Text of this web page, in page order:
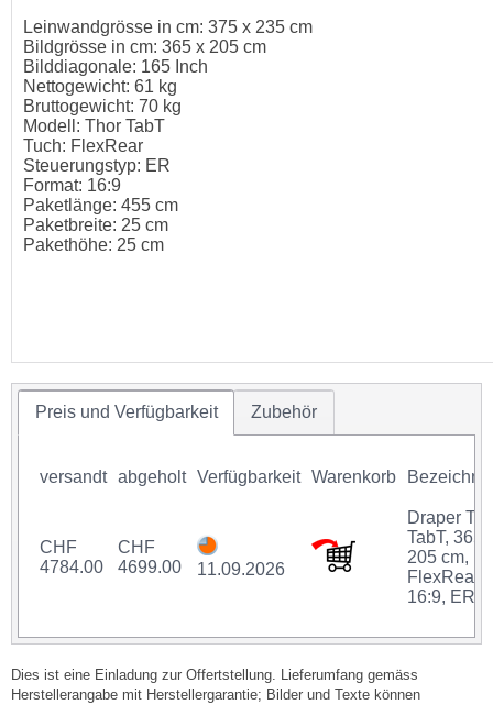
Leinwandgrösse in cm: 375 x 235 cm
Bildgrösse in cm: 365 x 205 cm
Bilddiagonale: 165 Inch
Nettogewicht: 61 kg
Bruttogewicht: 70 kg
Modell: Thor TabT
Tuch: FlexRear
Steuerungstyp: ER
Format: 16:9
Paketlänge: 455 cm
Paketbreite: 25 cm
Pakethöhe: 25 cm
Preis und Verfügbarkeit Zubehör
versandt abgeholt Verfügbarkeit Warenkorb
CHF
4784.00
CHF
4699.00
11.09.2026
Draper
TabT, 365
205 cm,
FlexRear,
16:9, ER
Dies ist eine Einladung zur Offertstellung. Lieferumfang gemäss
Herstellerangabe mit Herstellergarantie; Bilder und Texte können